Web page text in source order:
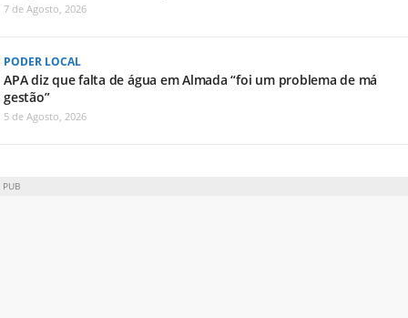
7 de Agosto, 2026
PODER LOCAL
APA diz que falta de água em Almada “foi um problema de má
gestão”
5 de Agosto, 2026
PUB